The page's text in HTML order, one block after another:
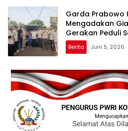
Garda Prabowo
Mengadakan
Gerakan Peduli
Berita Juni 5, 2026